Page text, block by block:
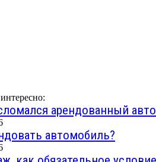
арендованный
автомобиль?